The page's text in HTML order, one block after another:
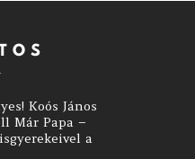
Koós János
Már Papa –
a